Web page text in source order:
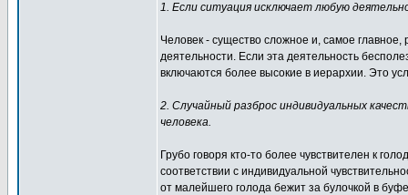
1. Если ситуация исключает любую
Человек - существо сложное и, самое главное,
деятельности. Если эта деятельность
включаются более высокие в иерархии. Это
2. Случайный разброс индивидуальных
человека.
Грубо говоря кто-то более чувствителен к
соответствии с индивидуальной
от малейшего голода бежит за булочкой в